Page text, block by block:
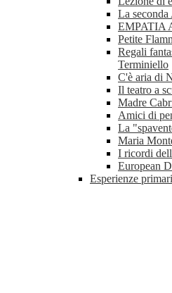
La
EMPATIA
Petite
Regali
Terminiello
C'è aria di
Il teatro a
Madre
Amici di
La
Maria
I ricordi
European
Esperienze